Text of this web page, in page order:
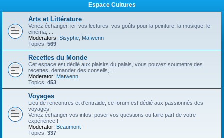
Espace Cultures
Arts et Littérature
Venez échanger, ici, vos lectures, vos goûts pour la peinture, la musique, le
cinéma, ...
Moderators: Sisyphe Maïwenn
Topics: 569
Recettes du Monde
Cet espace est dédié aux plaisirs du palais, vous pouvez soumettre des
recettes, demander des conseils,...
Moderator: Maïwenn
Topics: 453
Voyages
Lieu de rencontres et d'entraide, ce forum est dédié aux passionnés des
voyages.
Venez échanger vos infos, poser vos questions ou faire part de votre
expérience !
Moderator: Beaumont
Topics: 337